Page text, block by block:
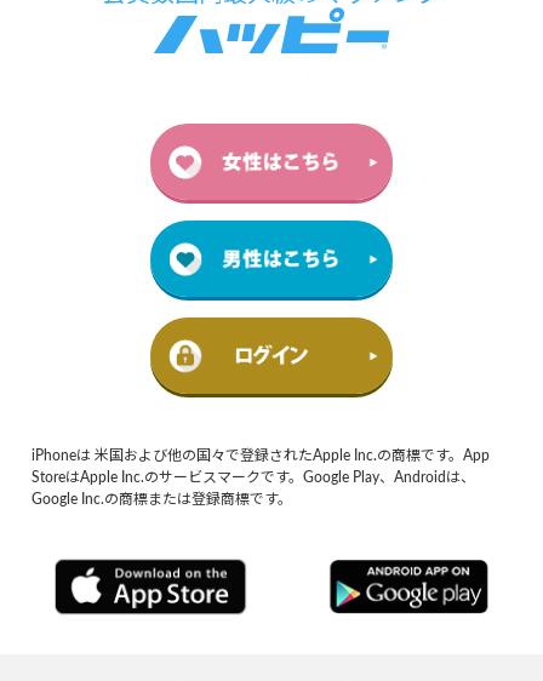
iPhoneは 米国および他の国々で登録されたApple Inc.の商標です。App
StoreはApple Inc.のサービスマークです。Google Play、Androidは、
Google Inc.の商標または登録商標です。